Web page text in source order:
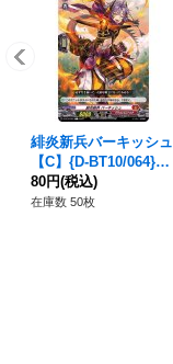
緋炎新兵バーキッシュ
【C】{D-BT10/064}
《ドラゴンエンパイ
ア》
80円(税込)
在庫数 50枚